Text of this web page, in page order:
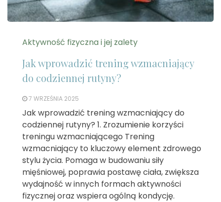
Aktywność fizyczna i jej zalety
Jak wprowadzić trening wzmacniający
do codziennej rutyny?
7 WRZEŚNIA 2025
Jak wprowadzić trening wzmacniający do
codziennej rutyny? 1. Zrozumienie korzyści
treningu wzmacniającego Trening
wzmacniający to kluczowy element zdrowego
stylu życia. Pomaga w budowaniu siły
mięśniowej, poprawia postawę ciała, zwiększa
wydajność w innych formach aktywności
fizycznej oraz wspiera ogólną kondycję.